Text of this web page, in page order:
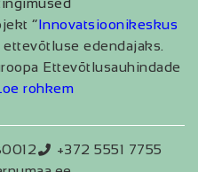
“Innovatsioonikeskus
edendajaks.
Ettevõtlusauhindade
rohkem
+372 5551 7755